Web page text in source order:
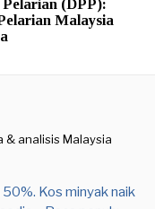
(DPP):
Malaysia
& analisis Malaysia